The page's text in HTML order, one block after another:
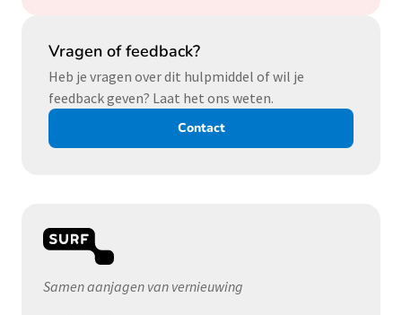
Vragen of feedback?
Heb je vragen over dit hulpmiddel of wil je
feedback geven? Laat het ons weten.
Contact
Samen aanjagen van vernieuwing